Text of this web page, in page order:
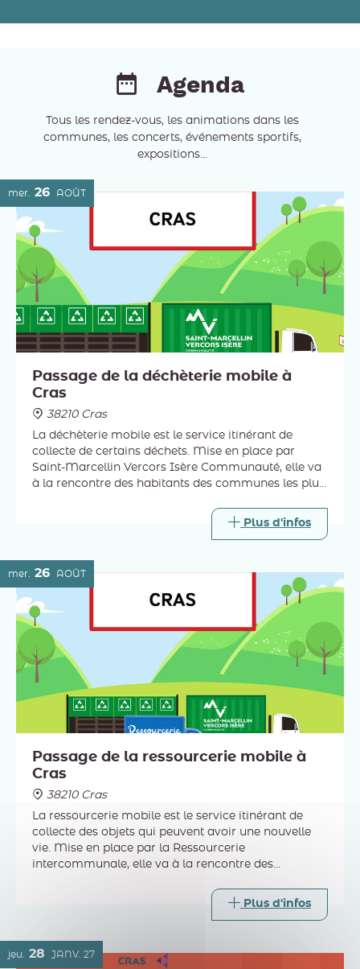
Agenda
Tous les rendez-vous, les animations dans les
communes, les concerts, événements sportifs,
expositions...
mer. 26 AOÛT
Passage de la déchèterie mobile à
Cras
38210 Cras
La déchèterie mobile est le service itinérant de
collecte de certains déchets. Mise en place par
Saint-Marcellin Vercors Isère Communauté, elle va
à la rencontre des habitants des communes les plus
Plus d'infos
mer. 26 AOÛT
Passage de la ressourcerie mobile à
Cras
38210 Cras
La ressourcerie mobile est le service itinérant de
collecte des objets qui peuvent avoir une nouvelle
vie. Mise en place par la Ressourcerie
intercommunale, elle va à la rencontre des
Plus d'infos
jeu. 28 JANV. 27